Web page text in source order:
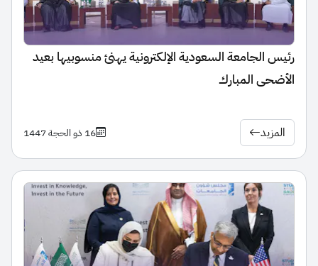
رئيس الجامعة السعودية الإلكترونية يهنئ منسوبيها بعيد
الأضحى المبارك
المزيد 16 ذو الحجة 1447